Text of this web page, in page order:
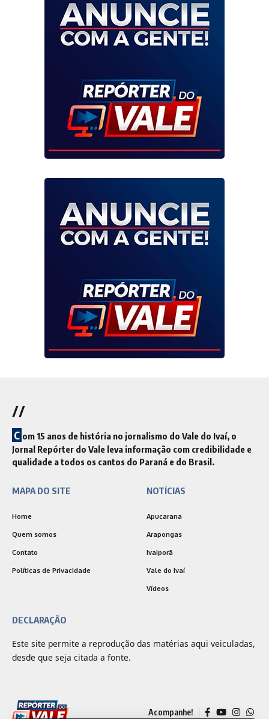
//
C om 15 anos de história no jornalismo do Vale do Ivaí, o
Jornal Repórter do Vale leva informação com credibilidade e
qualidade a todos os cantos do Paraná e do Brasil.
MAPA DO SITE
Home
Quem somos
Contato
Políticas de Privacidade
NOTÍCIAS
Apucarana
Arapongas
Ivaiporã
Vale do Ivaí
Vídeos
DECLARAÇÃO
Este site permite a reprodução das matérias aqui veiculadas,
desde que seja citada a fonte.
Acompanhe!